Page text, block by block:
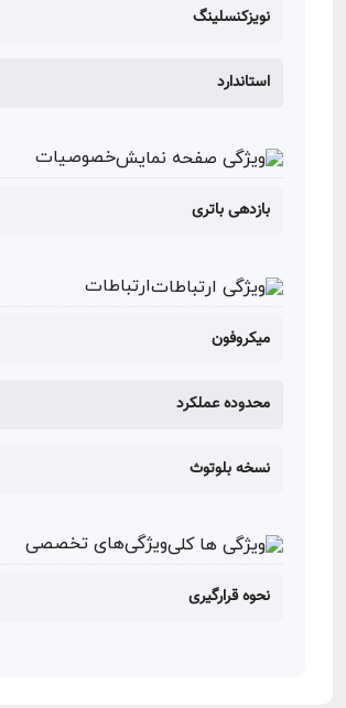
نویزکنسلینگ
استاندارد
خصوصیات
بازدهی باتری
ارتباطات
میکروفون
محدوده عملکرد
نسخه بلوتوث
ویژگی‌های تخصصی
نحوه قرارگیری